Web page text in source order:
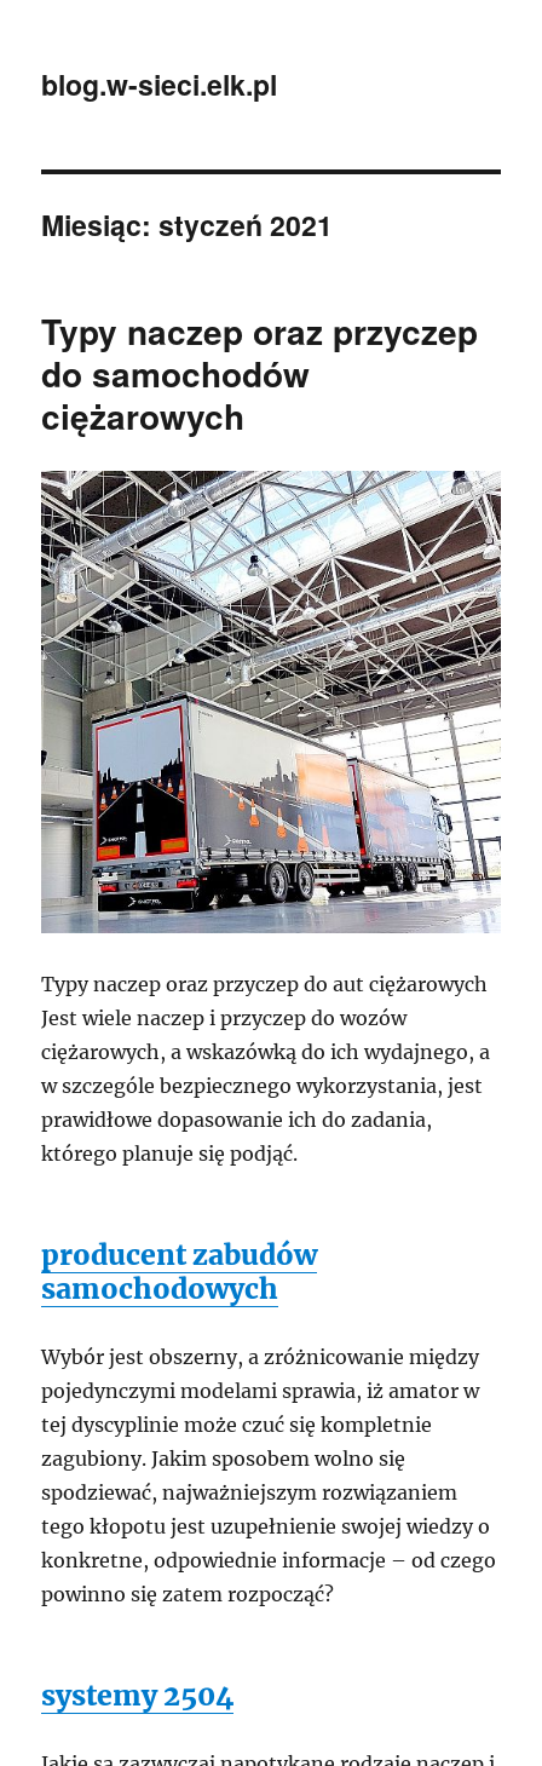
blog.w-sieci.elk.pl
Miesiąc:styczeń 2021
Typy naczep oraz przyczep
do samochodów
ciężarowych
Typy naczep oraz przyczep do aut ciężarowych
Jest wiele naczep i przyczep do wozów
ciężarowych, a wskazówką do ich wydajnego, a
w szczególe bezpiecznego wykorzystania, jest
prawidłowe dopasowanie ich do zadania,
którego planuje się podjąć.
producent zabudów
samochodowych
Wybór jest obszerny, a zróżnicowanie między
pojedynczymi modelami sprawia, iż amator w
tej dyscyplinie może czuć się kompletnie
zagubiony. Jakim sposobem wolno się
spodziewać, najważniejszym rozwiązaniem
tego kłopotu jest uzupełnienie swojej wiedzy o
konkretne, odpowiednie informacje – od czego
powinno się zatem rozpocząć?
systemy 2504